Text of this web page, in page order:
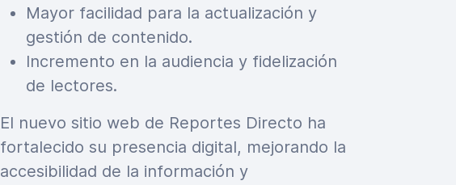
Mayor facilidad para la actualización y
gestión de contenido.
Incremento en la audiencia y fidelización
de lectores.
El nuevo sitio web de Reportes Directo ha
fortalecido su presencia digital, mejorando la
accesibilidad de la información y